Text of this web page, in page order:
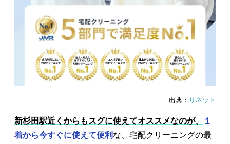
出典： リネット
新杉田駅近くからもスグに使えてオススメなのが、
１
着から今すぐに使えて便利 な、宅配クリーニングの最